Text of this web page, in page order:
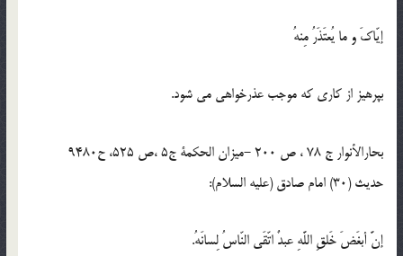
إيّاكَ و ما يُعتَذَرُ مِنهُ
بپرهيز از كارى كه موجب عذرخواهى می ‏شود.
بحارالأنوار ج 78 ، ص 200 -میزان الحکمة ج5 ،ص 525، ح9480
حدیث (30) امام صادق (علیه السلام):
إنَّ أبغَضَ خَلقِ اللَّهِ عبدٌ اتّقَى النّاسُ لِسانَهُ.